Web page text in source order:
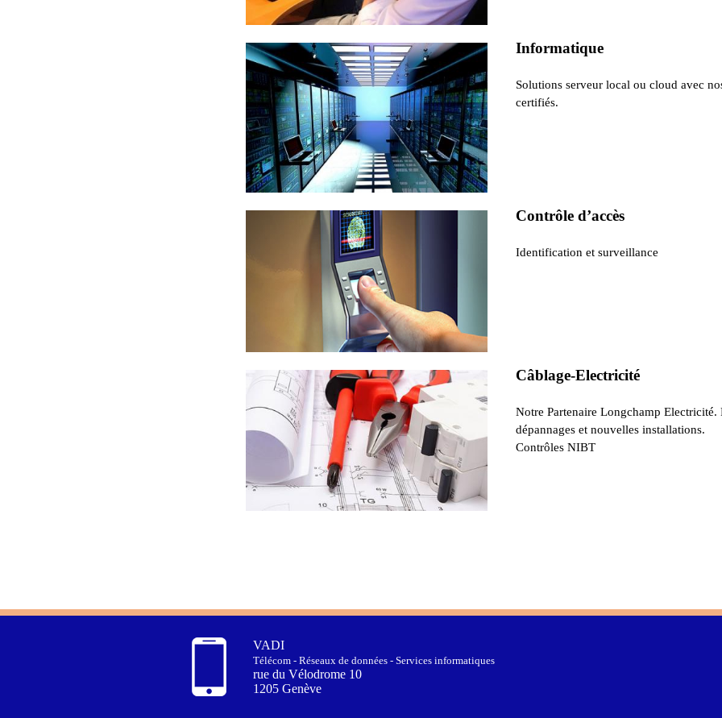
Informatique
Solutions serveur local ou cloud avec
certifiés.
Contrôle d’accès
Identification et surveillance
Câblage-Electricité
Notre Partenaire Longchamp Electricité.
dépannages et nouvelles installations.
Contrôles NIBT
VADI
Télécom - Réseaux de données - Services informatiques
rue du Vélodrome 10
1205 Genève